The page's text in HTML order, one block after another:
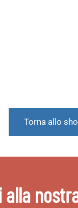
Torna allo